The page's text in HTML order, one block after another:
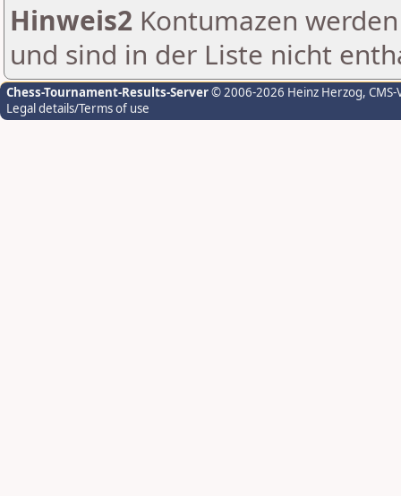
Hinweis2 Kontumazen
und sind in der Liste nicht
Chess-Tournament-Results-Server© 2006-2026 Heinz Herzog,
Legal details/Terms of use